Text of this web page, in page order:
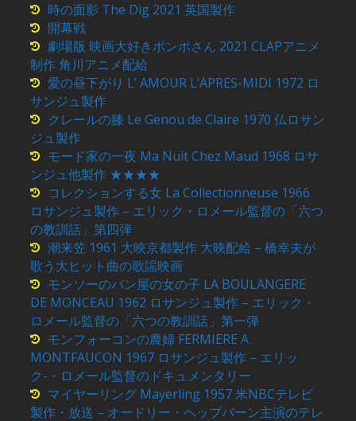
時の面影 The Dig 2021 英国製作
開幕戦
劇場版 映画大好きポンポさん 2021 CLAPアニメ
制作 角川アニメ配給
愛の昼下がり L’ AMOUR L’APRES-MIDI 1972 ロ
サンジュ製作
クレールの膝 Le Genou de Claire 1970 仏ロサン
ジュ製作
モード家の一夜 Ma Nuit Chez Maud 1968 ロサ
ンジュ他製作 ★★★★
コレクションする女 La Collectionneuse 1966
ロサンジュ製作 – エリック・ロメール監督の「六つ
の教訓話」第四弾
潮来笠 1961 大映京都製作 大映配給 – 橋幸夫が
歌う大ヒット曲の歌謡映画
モンソーのパン屋の女の子 LA BOULANGERE
DE MONCEAU 1962 ロサンジュ製作 – エリック・
ロメール監督の「六つの教訓話」第一弾
モンフォーコンの農婦 FERMIERE A
MONTFAUCON 1967 ロサンジュ製作 – エリッ
ク-・ロメール監督のドキュメンタリー
マイヤーリング Mayerling 1957 米NBCテレビ
製作・放送 – オードリー・ヘップバーン主演のテレ